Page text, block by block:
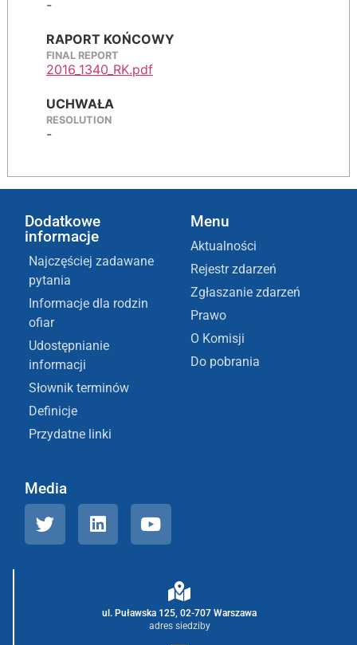
-
RAPORT KOŃCOWY
FINAL REPORT
2016_1340_RK.pdf
UCHWAŁA
RESOLUTION
-
Dodatkowe
informacje
Najczęściej zadawane
pytania
Informacje dla rodzin
ofiar
Udostępnianie
informacji
Słownik terminów
Definicje
Przydatne linki
Menu
Aktualności
Rejestr zdarzeń
Zgłaszanie zdarzeń
Prawo
O Komisji
Do pobrania
Media
ul. Puławska 125, 02-707 Warszawa
adres siedziby